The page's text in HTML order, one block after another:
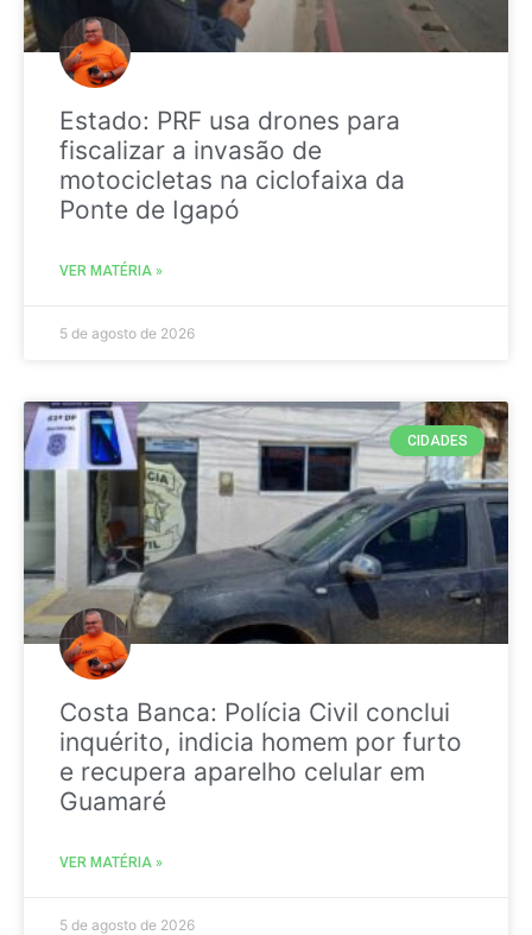
Estado: PRF usa drones para
fiscalizar a invasão de
motocicletas na ciclofaixa da
Ponte de Igapó
VER MATÉRIA »
5 de agosto de 2026
CIDADES
Costa Banca: Polícia Civil conclui
inquérito, indicia homem por furto
e recupera aparelho celular em
Guamaré
VER MATÉRIA »
5 de agosto de 2026